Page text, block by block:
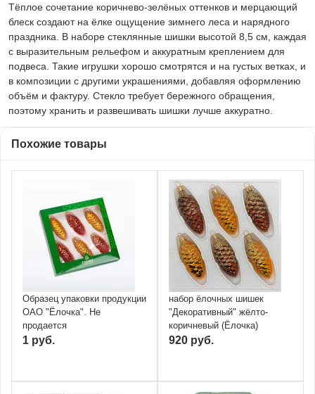
Тёплое сочетание коричнево-зелёных оттенков и мерцающий
блеск создают на ёлке ощущение зимнего леса и нарядного
праздника. В наборе стеклянные шишки высотой 8,5 см, каждая
с выразительным рельефом и аккуратным креплением для
подвеса. Такие игрушки хорошо смотрятся и на густых ветках, и
в композиции с другими украшениями, добавляя оформлению
объём и фактуру. Стекло требует бережного обращения,
поэтому хранить и развешивать шишки лучше аккуратно.
Похожие товары
Образец упаковки продукции
ОАО "Ёлочка". Не
продается
1 руб.
набор ёлочных шишек
"Декоративный" жёлто-
коричневый (Ёлочка)
920 руб.